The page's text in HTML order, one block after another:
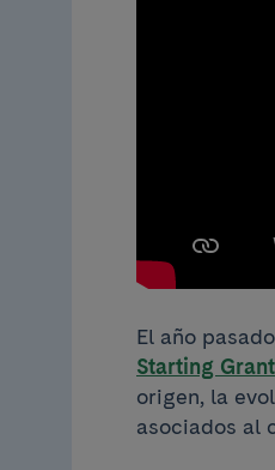
El año
Starting Grant
origen, la
asociados al